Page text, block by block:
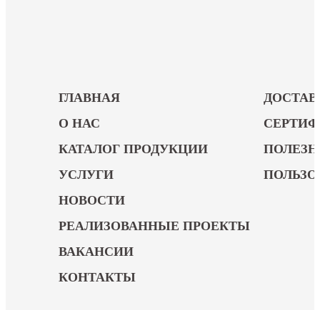
ГЛАВНАЯ
О НАС
КАТАЛОГ ПРОДУКЦИИ
УСЛУГИ
НОВОСТИ
РЕАЛИЗОВАННЫЕ ПРОЕКТЫ
ВАКАНСИИ
КОНТАКТЫ